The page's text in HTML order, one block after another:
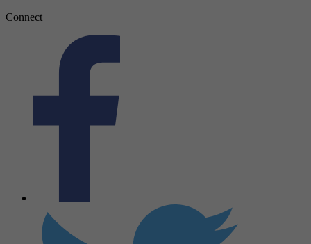
Connect